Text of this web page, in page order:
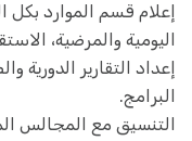
إعلام قسم الموارد بكل
اليومية والمرضية،
إعداد التقارير
البرامج.
التنسيق مع المجالس